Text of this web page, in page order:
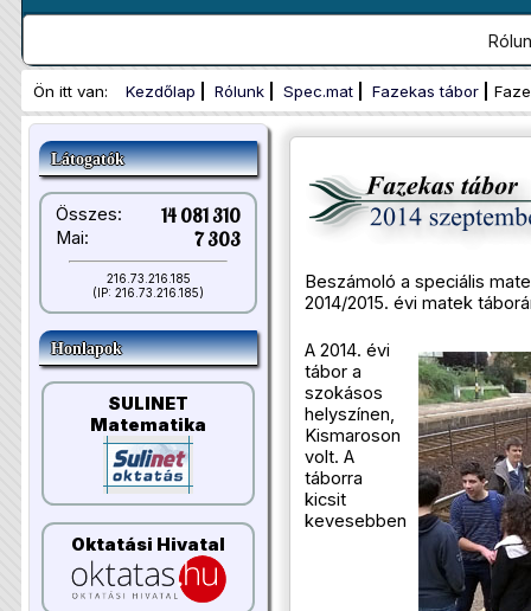
Ön itt van: Kezdőlap Rólunk Spec.mat Fazekas tábor
Látogatók
Összes: 14 081 310
Mai: 7 303
216.73.216.185
(IP: 216.73.216.185)
Honlapok
SULINET
Matematika
Oktatási Hivatal
Beszámoló a speciális
2014/2015. évi matek
A 2014. évi
tábor a
szokásos
helyszínen,
Kismaroson
volt. A
táborra
kicsit
kevesebben